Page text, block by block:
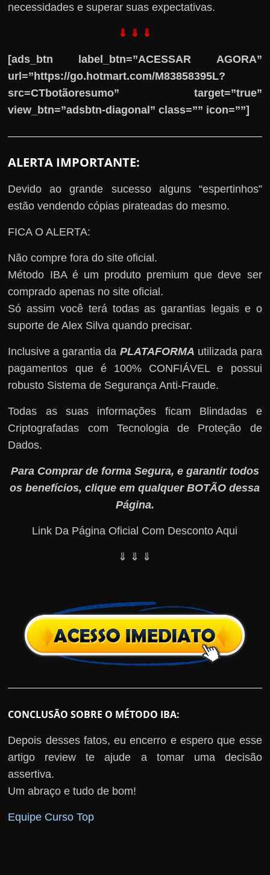
necessidades e superar suas expectativas.
⇓ ⇓ ⇓
[ads_btn label_btn=”ACESSAR AGORA”
url=”https://go.hotmart.com/M83858395L?
src=CTbotãoresumo” target=”true”
view_btn=”adsbtn-diagonal” class=”” icon=””]
ALERTA IMPORTANTE:
Devido ao grande sucesso alguns “espertinhos”
estão vendendo cópias pirateadas do mesmo.
FICA O ALERTA:
Não compre fora do site oficial.
Método IBA é um produto premium que deve ser
comprado apenas no site oficial.
Só assim você terá todas as garantias legais e o
suporte de Alex Silva quando precisar.
Inclusive a garantia da PLATAFORMA utilizada para
pagamentos que é 100% CONFIÁVEL e possui
robusto Sistema de Segurança Anti-Fraude.
Todas as suas informações ficam Blindadas e
Criptografadas com Tecnologia de Proteção de
Dados.
Para Comprar de forma Segura, e garantir todos
os benefícios, clique em qualquer BOTÃO dessa
Página.
Link Da Página Oficial Com Desconto Aqui
⇓ ⇓ ⇓
CONCLUSÃO SOBRE O MÉTODO IBA:
Depois desses fatos, eu encerro e espero que esse
artigo review te ajude a tomar uma decisão
assertiva.
Um abraço e tudo de bom!
Equipe Curso Top